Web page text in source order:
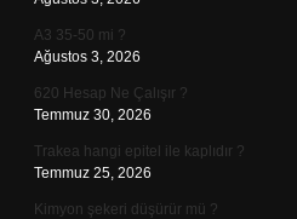
A3 35-50 mi ?
Ağustos 3, 2026
620 Hesap Ne Çalışır ?
Temmuz 30, 2026
Trakea hangi epitel ile kaplıdır ?
Temmuz 25, 2026
Kimyon şekeri düşürür mü ?